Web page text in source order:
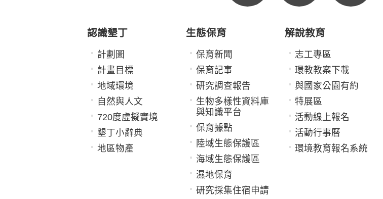
認識墾丁
計劃圖
計畫目標
地域環境
自然與人文
720度虛擬實境
墾丁小辭典
地區物產
生態保育
保育新聞
保育記事
研究調查報告
生物多樣性資料庫
與知識平台
保育據點
陸域生態保護區
海域生態保護區
濕地保育
研究採集住宿申請
解說教育
志工專區
環教教案下載
與國家公園有約
特展區
活動線上報名
活動行事曆
環境教育報名系統